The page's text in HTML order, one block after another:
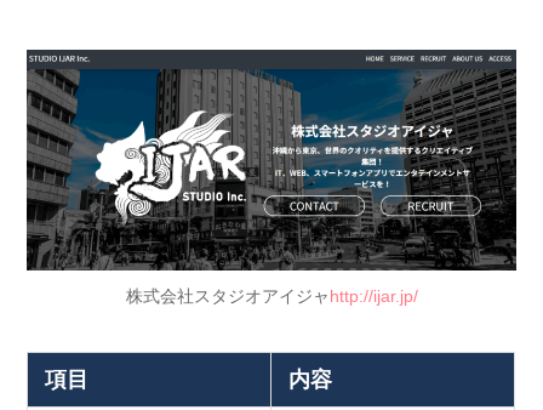
株式会社スタジオアイジャhttp://ijar.jp/
項目 内容